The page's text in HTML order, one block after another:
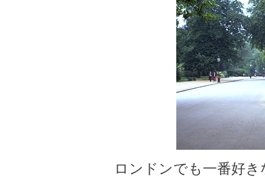
ロンドンでも一番好